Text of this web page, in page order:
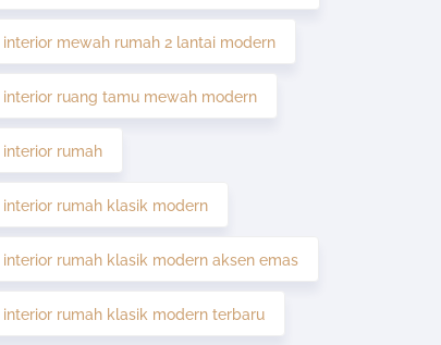
interior mewah rumah 2 lantai modern
interior ruang tamu mewah modern
interior rumah
interior rumah klasik modern
interior rumah klasik modern aksen emas
interior rumah klasik modern terbaru